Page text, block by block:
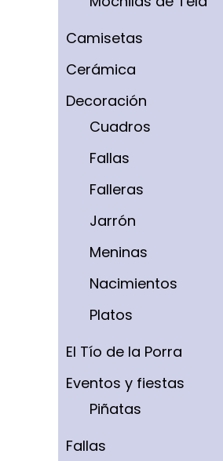
Camisetas
Cerámica
Decoración
Cuadros
Fallas
Falleras
Jarrón
Meninas
Nacimientos
Platos
El Tío de la Porra
Eventos y fiestas
Piñatas
Fallas